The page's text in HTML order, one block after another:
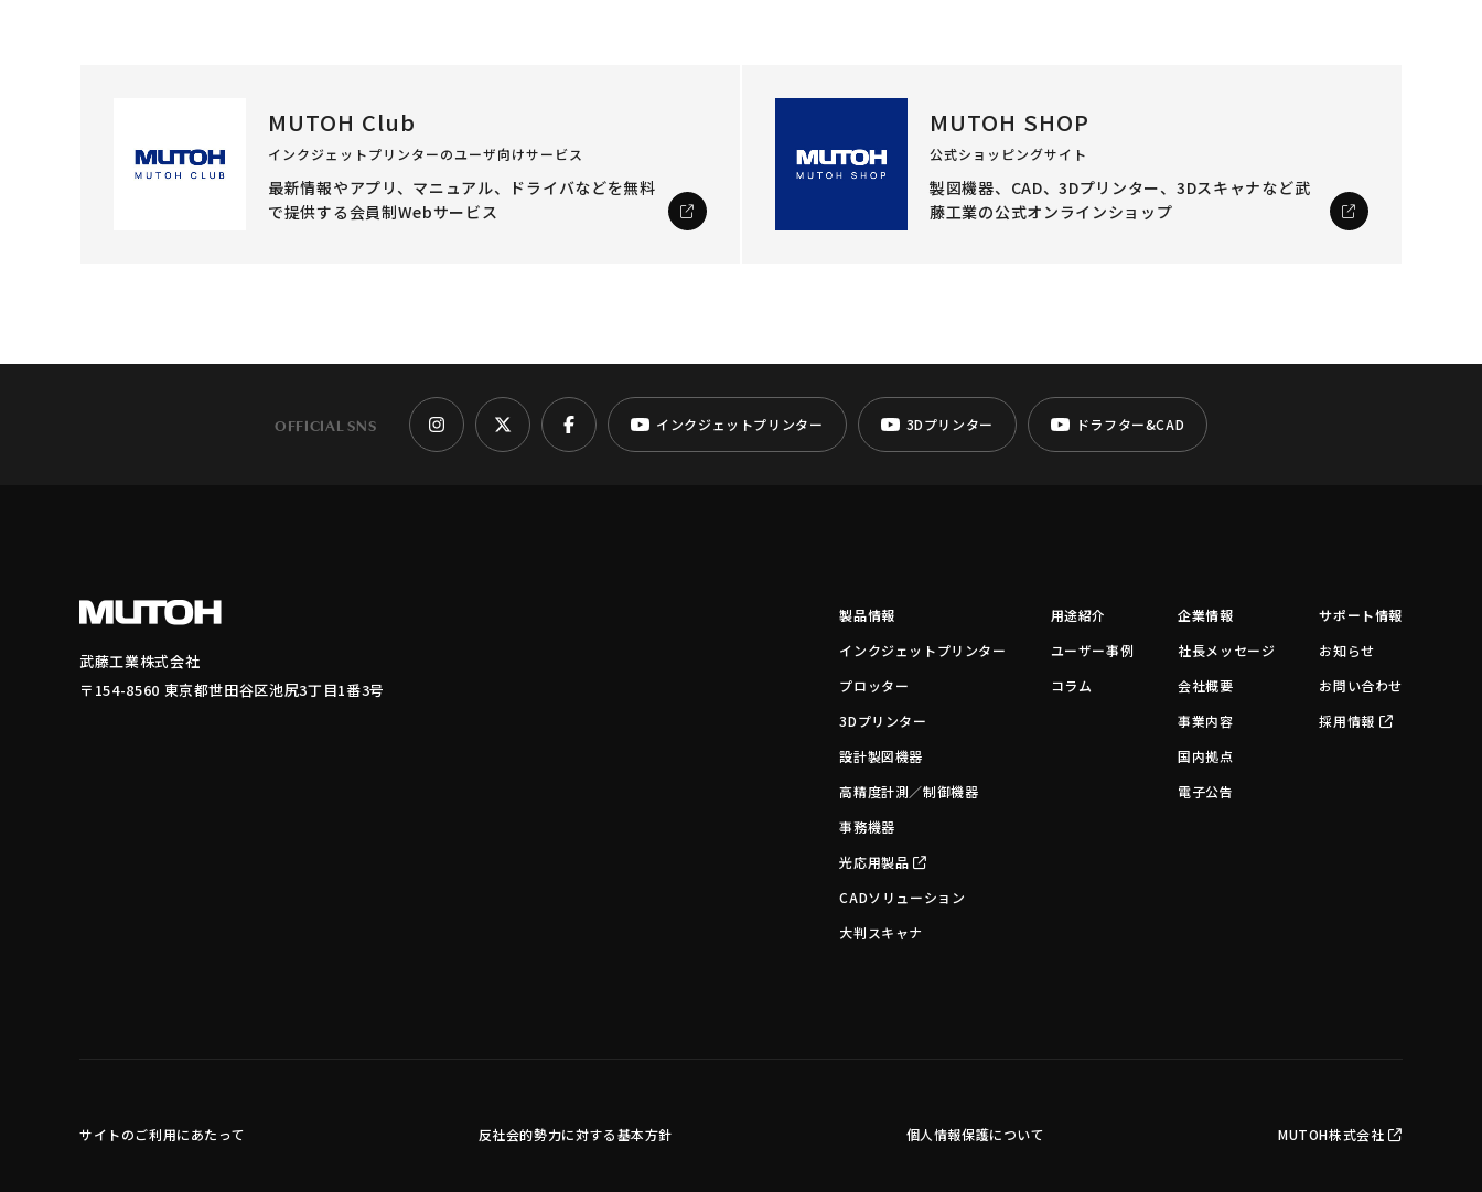
MUTOH Club
インクジェットプリンターのユーザ向けサービス
最新情報やアプリ、マニュアル、ドライバなどを無料
で提供する会員制Webサービス
MUTOH SHOP
公式ショッピングサイト
製図機器、CAD、3Dプリンター、3Dスキャナなど武
藤工業の公式オンラインショップ
OFFICIAL SNS インクジェットプリンター 3Dプリンター ドラフター&CAD
武藤工業株式会社
〒154-8560 東京都世田谷区池尻3丁目1番3号
製品情報
インクジェットプリンター
プロッター
3Dプリンター
設計製図機器
高精度計測／制御機器
事務機器
光応用製品
CADソリューション
大判スキャナ
用途紹介
ユーザー事例
コラム
企業情報
社長メッセージ
会社概要
事業内容
国内拠点
電子公告
サポート情報
お知らせ
お問い合わせ
採用情報
サイトのご利用にあたって 反社会的勢力に対する基本方針 個人情報保護について MUTOH株式会社